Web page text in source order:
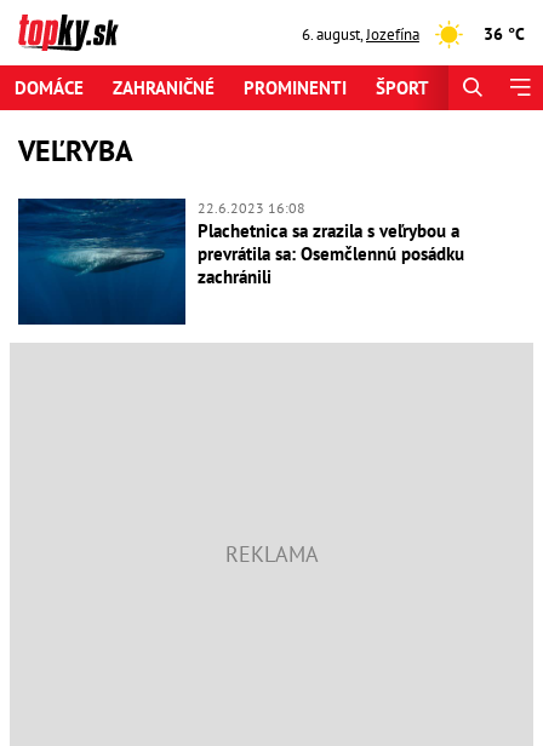
6. august,Jozefína 36 °C
DOMÁCE ZAHRANIČNÉ PROMINENTI ŠPORT
VEĽRYBA
22.6.2023 16:08
Plachetnica sa zrazila s veľrybou a
prevrátila sa: Osemčlennú posádku
zachránili